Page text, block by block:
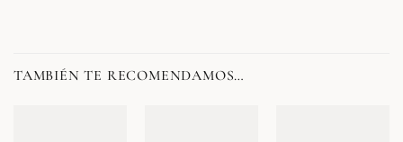
TAMBIÉN TE RECOMENDAMOS…